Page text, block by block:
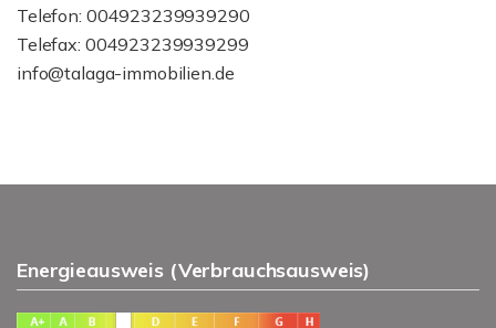
Telefon: 004923239939290
Telefax: 004923239939299
info@talaga-immobilien.de
Energieausweis (Verbrauchsausweis)